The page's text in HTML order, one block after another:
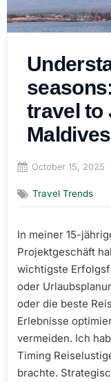
travel to
Posted
October 15, 2025
Travel Trends
In meiner 15-
Projektgeschäft
wichtigste
oder
oder die beste
Erlebnisse
vermeiden. Ich
Timing
brachte.